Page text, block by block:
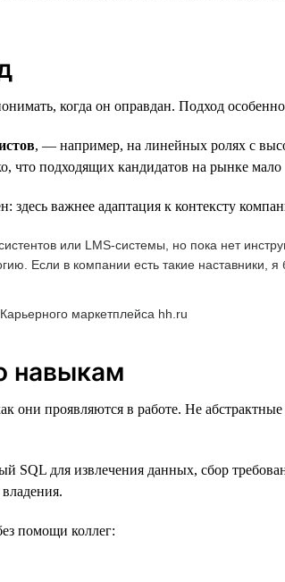
когда он оправдан. Подход
, — например, на линейных ролях с
что подходящих кандидатов на рынке мало
важнее адаптация к контексту
или LMS-системы, но пока нет
Если в компании есть такие наставники,
маркетплейса hh.ru
навыкам
они проявляются в работе. Не
для извлечения данных, сбор
помощи коллег: